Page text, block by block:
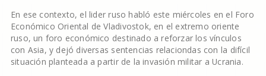
En ese contexto, el lider ruso habló este miércoles en el Foro
Económico Oriental de Vladivostok, en el extremo oriente
ruso, un foro económico destinado a reforzar los vínculos
con Asia, y dejó diversas sentencias relaciondas con la difícil
situación planteada a partir de la invasión militar a Ucrania.